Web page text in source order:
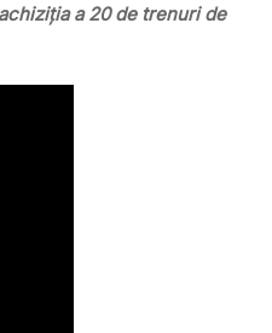
a 20 de trenuri de